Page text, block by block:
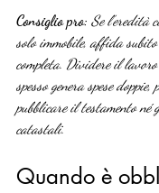
Consiglio pro: Se l’eredità
solo immobile, affida
completa. Dividere il
spesso genera spese
pubblicare il testamento né
catastali.
Quando è